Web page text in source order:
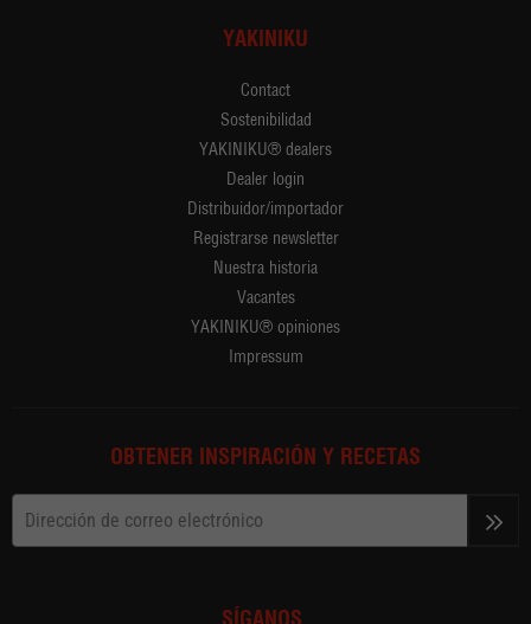
YAKINIKU
Contact
Sostenibilidad
YAKINIKU® dealers
Dealer login
Distribuidor/importador
Registrarse newsletter
Nuestra historia
Vacantes
YAKINIKU® opiniones
Impressum
OBTENER INSPIRACIÓN Y RECETAS